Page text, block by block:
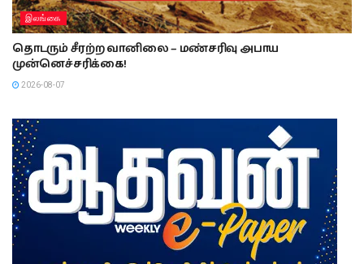
இலங்கை
தொடரும் சீரற்ற வானிலை – மண்சரிவு அபாய
முன்னெச்சரிக்கை!
2026-08-07